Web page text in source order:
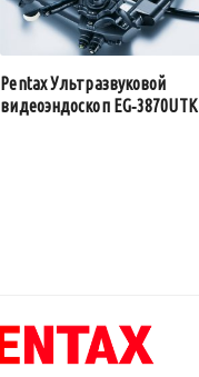
Pentax Ультразвуковой
видеоэндоскоп EG‑3870UTK